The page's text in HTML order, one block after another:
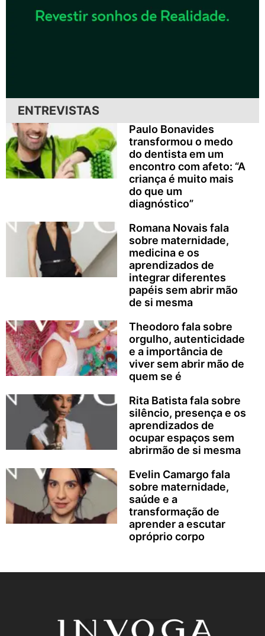
ENTREVISTAS
Paulo Bonavides
transformou o medo
do dentista em um
encontro com afeto: “A
criança é muito mais
do que um
diagnóstico”
Romana Novais fala
sobre maternidade,
medicina e os
aprendizados de
integrar diferentes
papéis sem abrir mão
de si mesma
Theodoro fala sobre
orgulho, autenticidade
e a importância de
viver sem abrir mão de
quem se é
Rita Batista fala sobre
silêncio, presença e os
aprendizados de
ocupar espaços sem
abrirmão de si mesma
Evelin Camargo fala
sobre maternidade,
saúde e a
transformação de
aprender a escutar
opróprio corpo